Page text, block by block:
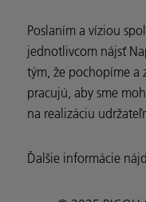
Poslaním a víziou
jednotlivcom nájsť
tým, že pochopíme a
pracujú, aby sme
na realizáciu
Ďalšie informácie